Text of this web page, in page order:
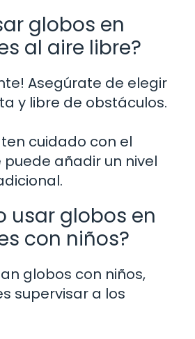
globos en
al aire libre?
Asegúrate de elegir
y libre de obstáculos.
cuidado con el
puede añadir un nivel
usar globos en
con niños?
globos con niños,
supervisar a los